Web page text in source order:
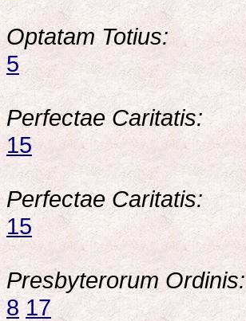
Optatam Totius:
5
Perfectae Caritatis:
15
Perfectae Caritatis:
15
Presbyterorum Ordinis:
8 17